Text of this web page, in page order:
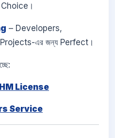
– Developers,
এর জন্য Perfect।
License
Service